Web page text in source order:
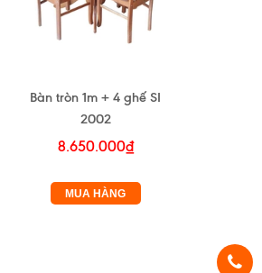
Bàn tròn 1m + 4 ghế SI
2002
8.650.000₫
MUA HÀNG